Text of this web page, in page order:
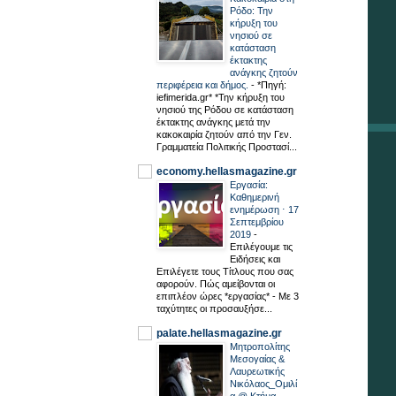
Ρόδο: Την
κήρυξη του
νησιού σε
κατάσταση
έκτακτης
ανάγκης ζητούν
περιφέρεια και δήμος. - *Πηγή:
iefimerida.gr* *Την κήρυξη του
νησιού της Ρόδου σε κατάσταση
έκτακτης ανάγκης μετά την
κακοκαιρία ζητούν από την Γεν.
Γραμματεία Πολιτικής Προστασί...
economy.hellasmagazine.gr
Εργασία:
Καθημερινή
ενημέρωση ⋅ 17
Σεπτεμβρίου
2019 -
Επιλέγουμε τις
Ειδήσεις και
Επιλέγετε τους Τίτλους που σας
αφορούν. Πώς αμείβονται οι
επιπλέον ώρες *εργασίας* - Με 3
ταχύτητες οι προσαυξήσε...
palate.hellasmagazine.gr
Μητροπολίτης
Μεσογαίας &
Λαυρεωτικής
Νικόλαος_Ομιλί